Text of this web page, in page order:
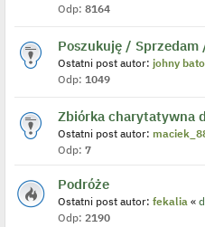
Odp: 8164
Poszukuję /
Ostatni post autor: johny
Odp: 1049
Zbiórka charytatywna
Ostatni post autor:
Odp: 7
Podróże
Ostatni post autor: fekalia «
Odp: 2190